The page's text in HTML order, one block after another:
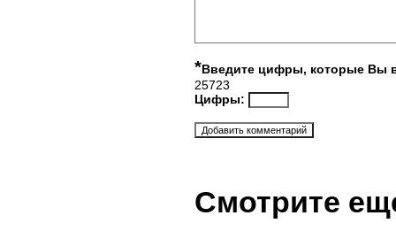
*Введите цифры, которые Вы
25723
Цифры:
Смотрите